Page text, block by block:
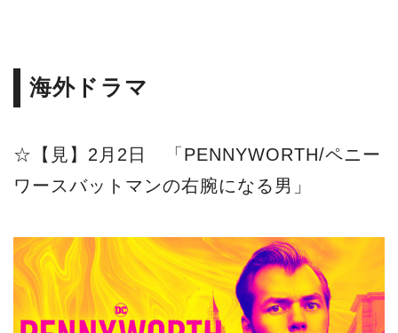
海外ドラマ
☆【見】2月2日 「PENNYWORTH/ペニー
ワースバットマンの右腕になる男」